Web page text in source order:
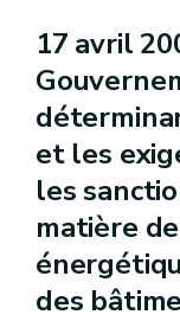
17 avril
et les
les
matière
des